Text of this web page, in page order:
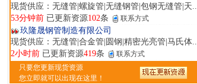
现货供应：无缝管|螺旋管|无缝钢管|包钢无缝管|天..
53分钟前已更新资源102条 联系方式
玖隆晟钢管制造有限公司
现货供应：无缝管|合金管|圆钢|精密光亮管|马氏体..
2小时前已更新资源419条 联系方式
山东中正钢管制造有限公司
现货供应：无缝管|无缝钢管|油气管|非标型号钢管|
只要您更新现货资源
您立即就可以出现在这里！